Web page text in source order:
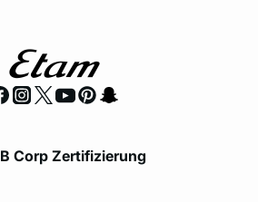
B Corp Zertifizierung